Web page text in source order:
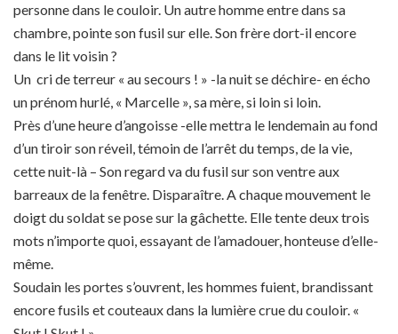
personne dans le couloir. Un autre homme entre dans sa
chambre, pointe son fusil sur elle. Son frère dort-il encore
dans le lit voisin ?
Un cri de terreur « au secours ! » -la nuit se déchire- en écho
un prénom hurlé, « Marcelle », sa mère, si loin si loin.
Près d’une heure d’angoisse -elle mettra le lendemain au fond
d’un tiroir son réveil, témoin de l’arrêt du temps, de la vie,
cette nuit-là – Son regard va du fusil sur son ventre aux
barreaux de la fenêtre. Disparaître. A chaque mouvement le
doigt du soldat se pose sur la gâchette. Elle tente deux trois
mots n’importe quoi, essayant de l’amadouer, honteuse d’elle-
même.
Soudain les portes s’ouvrent, les hommes fuient, brandissant
encore fusils et couteaux dans la lumière crue du couloir. «